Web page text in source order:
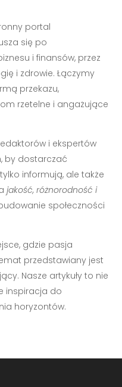
portal
się po
i finansów, przez
i zdrowie. Łączymy
przekazu,
rzetelne i angażujące
i ekspertów
by dostarczać
informują, ale także
jakość, różnorodność i
społeczności
gdzie pasja
przedstawiany jest
Nasze artykuły to nie
inspiracja do
horyzontów.